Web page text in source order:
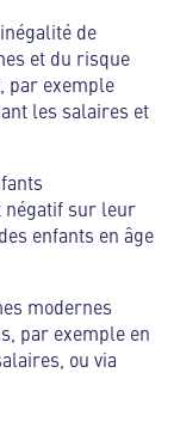
de
et du risque
par exemple
les salaires et
négatif sur leur
enfants en âge
modernes
par exemple en
ou via